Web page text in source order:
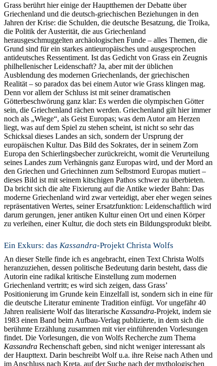
Grass berührt hier einige der Hauptthemen der Debatte über
Griechenland und die deutsch-griechischen Beziehungen in den
Jahren der Krise: die Schulden, die deutsche Besatzung, die Troika,
die Politik der Austerität, die aus Griechenland
herausgeschmuggelten archäologischen Funde – alles Themen, die
Grund sind für ein starkes antieuropäisches und ausgesprochen
antideutsches Ressentiment. Ist das Gedicht von Grass ein Zeugnis
philhellenischer Leidenschaft? Ja, aber mit der üblichen
Ausblendung des modernen Griechenlands, der griechischen
Realität – so paradox das bei einem Autor wie Grass klingen mag.
Denn vor allem der Schluss ist mit seiner dramatischen
Götterbeschwörung ganz klar: Es werden die olympischen Götter
sein, die Griechenland rächen werden. Griechenland gilt hier immer
noch als „Wiege“, als Geist Europas; was dem Autor am Herzen
liegt, was auf dem Spiel zu stehen scheint, ist nicht so sehr das
Schicksal dieses Landes an sich, sondern der Ursprung der
europäischen Kultur. Das Bild des Sokrates, der in seinem Zorn
Europa den Schierlingsbecher zurückreicht, womit die Verurteilung
seines Landes zum Verhängnis ganz Europas wird, und der Mord an
den Griechen und Griechinnen zum Selbstmord Europas mutiert –
dieses Bild ist mit seinem kitschigen Pathos schwer zu überbieten.
Da bricht sich die alte Fixierung auf die Antike wieder Bahn: Das
moderne Griechenland wird zwar verteidigt, aber eher wegen seines
repräsentativen Wertes, seiner Ersatzfunktion: Leidenschaftlich wird
darum gerungen, jener antiken Kultur einen Ort und einen Körper
zu verleihen, einer Kultur, die doch stets ein Bildungsprodukt bleibt.
Ein Exkurs: das Kassandra-Projekt Christa Wolfs
An dieser Stelle finde ich es angebracht, einen Text Christa Wolfs
heranzuziehen, dessen politische Bedeutung darin besteht, dass die
Autorin eine radikal kritische Einstellung zum modernen
Griechenland vertritt; es wird sich zeigen, dass Grass’
Positionierung im Grunde kein Einzelfall ist, sondern sich in eine für
die deutsche Literatur eminente Tradition einfügt. Vor ungefähr 40
Jahren realisierte Wolf das literarische Kassandra-Projekt, indem sie
1983 einen Band beim Aufbau-Verlag publizierte, in dem sich die
berühmte Erzählung zusammen mit vier einführenden Vorlesungen
findet. Die Vorlesungen, die von Wolfs Recherche zum Thema
Kassandra Rechenschaft geben, sind nicht weniger interessant als
der Haupttext. Darin beschreibt Wolf u.a. ihre Reise nach Athen und
im Anschluss nach Kreta, auf der Suche nach der mythologischen